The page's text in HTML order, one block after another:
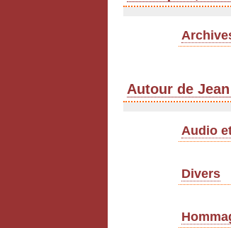
Autour de
Audio
Divers